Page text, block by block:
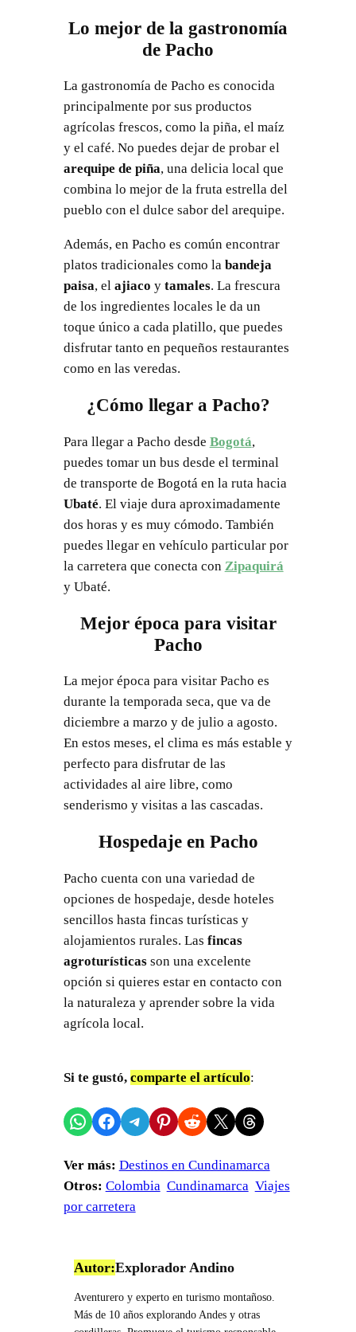
Lo mejor de la gastronomía
de Pacho
La gastronomía de Pacho es conocida
principalmente por sus productos
agrícolas frescos, como la piña, el maíz
y el café. No puedes dejar de probar el
arequipe de piña, una delicia local que
combina lo mejor de la fruta estrella del
pueblo con el dulce sabor del arequipe.
Además, en Pacho es común encontrar
platos tradicionales como la bandeja
paisa, el ajiaco y tamales. La frescura
de los ingredientes locales le da un
toque único a cada platillo, que puedes
disfrutar tanto en pequeños restaurantes
como en las veredas.
¿Cómo llegar a Pacho?
Para llegar a Pacho desde Bogotá,
puedes tomar un bus desde el terminal
de transporte de Bogotá en la ruta hacia
Ubaté. El viaje dura aproximadamente
dos horas y es muy cómodo. También
puedes llegar en vehículo particular por
la carretera que conecta con Zipaquirá
y Ubaté.
Mejor época para visitar
Pacho
La mejor época para visitar Pacho es
durante la temporada seca, que va de
diciembre a marzo y de julio a agosto.
En estos meses, el clima es más estable y
perfecto para disfrutar de las
actividades al aire libre, como
senderismo y visitas a las cascadas.
Hospedaje en Pacho
Pacho cuenta con una variedad de
opciones de hospedaje, desde hoteles
sencillos hasta fincas turísticas y
alojamientos rurales. Las fincas
agroturísticasson una excelente
opción si quieres estar en contacto con
la naturaleza y aprender sobre la vida
agrícola local.
Si te gustó, comparte el artículo:
Compartir en WhatsApp
Compartir en Facebook
Compartir en Telegram
Compartir en Pinterest
Compartir en Reddit
Compartir en X Share on Threads
Ver más: Destinos en Cundinamarca
Otros: Colombia Cundinamarca Viajes
por carretera
Autor:Explorador Andino
Aventurero y experto en turismo montañoso.
Más de 10 años explorando Andes y otras